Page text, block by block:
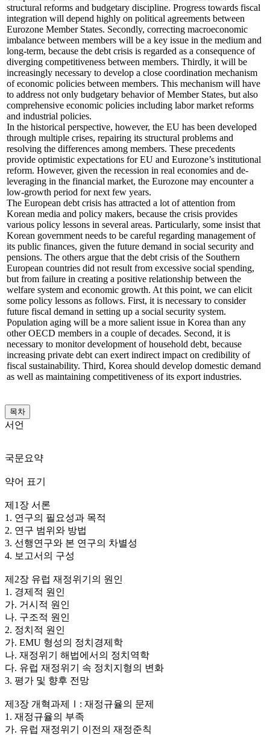
structural reforms and budgetary discipline. Progress towards fiscal
integration will depend highly on political agreements between
Eurozone Member States. Secondly, correcting macroeconomic
imbalance between members will be a key issue in the medium and
long-term, because the debt crisis is regarded as a consequence of
diverging competitiveness between members. Thirdly, it will be
increasingly necessary to develop a close coordination mechanism
of economic policies between members. This mechanism will have
to address not only budgetary behavior of Member States, but also
comprehensive economic policies including labor market reforms
and industrial policies.
In the historical perspective, however, the EU has been developed
through multiple crises, repairing its structural problems and
resolving the differences among members. These precedents
provide optimistic expectations for EU and Eurozone’s institutional
reform. However, given the recession in real economies and de-
leveraging in the financial market, the Eurozone may encounter a
low-growth period for next few years.
The European debt crisis has attracted a lot of attention from
Korean media and policy makers, because the crisis provides
various policy lessons in several areas. Particularly, some insist that
Korean government needs to be careful regarding management of
its public finances, given the future demand in social security and
pensions. The others argue that the debt crisis of the Southern
European countries did not result from excessive social spending,
but from failure in creating a positive relationship between the
welfare system and economic growth. At this point, we can elicit
some policy lessons as follows. First, it is necessary to consider
future fiscal demand in setting up a social security system.
Population aging will be a more salient issue in Korea than any
other OECD members in a couple of decades. Second, it is
necessary to monitor development of household debt, because
increasing private debt can exert indirect impact on credibility of
fiscal sustainability. Third, Korea should develop domestic demand
as well as maintaining competitiveness of its export industries.
목차
서언
국문요약
약어 표기
제1장 서론
1. 연구의 필요성과 목적
2. 연구 범위와 방법
3. 선행연구와 본 연구의 차별성
4. 보고서의 구성
제2장 유럽 재정위기의 원인
1. 경제적 원인
가. 거시적 원인
나. 구조적 원인
2. 정치적 원인
가. EMU 형성의 정치경제학
나. 재정위기 해법에서의 정치역학
다. 유럽 재정위기 속 정치지형의 변화
3. 평가 및 향후 전망
제3장 개혁과제Ⅰ: 재정규율의 문제
1. 재정규율의 부족
가. 유럽 재정위기 이전의 재정준칙